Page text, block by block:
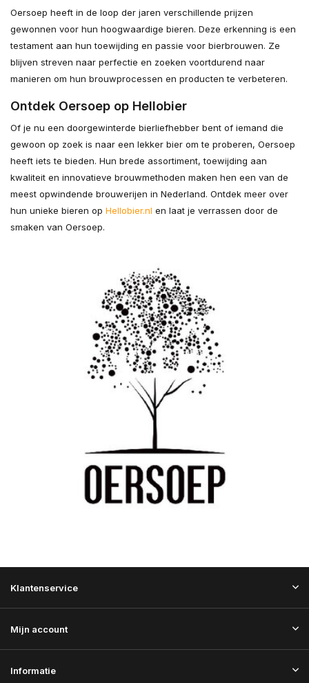
Oersoep heeft in de loop der jaren verschillende prijzen
gewonnen voor hun hoogwaardige bieren. Deze erkenning is een
testament aan hun toewijding en passie voor bierbrouwen. Ze
blijven streven naar perfectie en zoeken voortdurend naar
manieren om hun brouwprocessen en producten te verbeteren.
Ontdek Oersoep op Hellobier
Of je nu een doorgewinterde bierliefhebber bent of iemand die
gewoon op zoek is naar een lekker bier om te proberen, Oersoep
heeft iets te bieden. Hun brede assortiment, toewijding aan
kwaliteit en innovatieve brouwmethoden maken hen een van de
meest opwindende brouwerijen in Nederland. Ontdek meer over
hun unieke bieren op Hellobier.nl en laat je verrassen door de
smaken van Oersoep.
Klantenservice
Mijn account
Informatie